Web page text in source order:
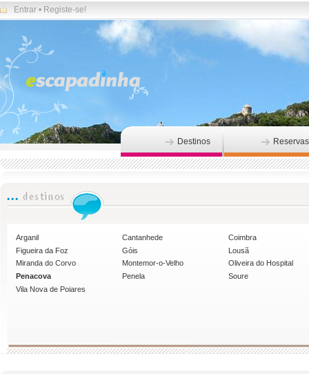
Entrar • Registe-se!
Destinos Reservas
Arganil Cantanhede
Coimbra
Figueira da Foz
Góis
Lousã
Miranda do Corvo
Montemor-o-Velho
Oliveira do Hospital
Penacova
Penela
Soure
Vila Nova de Poiares